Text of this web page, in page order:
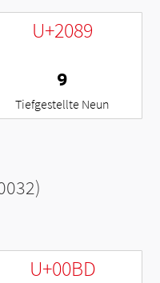
U+2089
₉
Tiefgestellte Neun
U+00BD